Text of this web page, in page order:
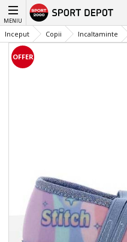
MENIU
Inceput Copii Incaltaminte
OFFER